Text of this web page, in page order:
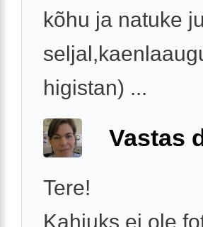
kõhu ja natuke
higistan) ...
Vastas
Tere!
Kahjuks ei ole